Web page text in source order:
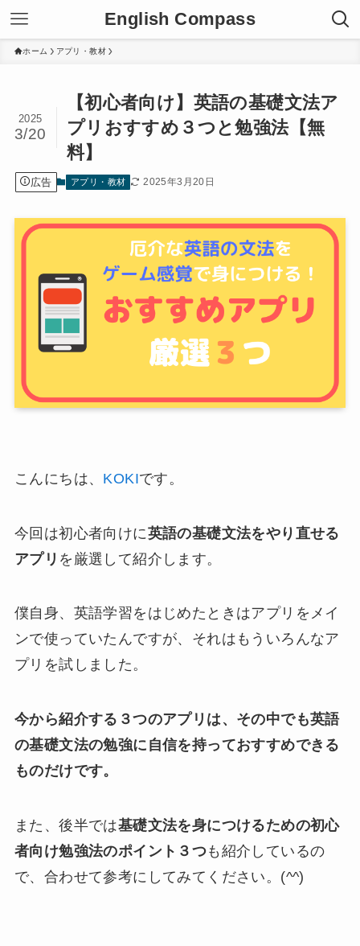
English Compass
ホーム アプリ・教材
【初心者向け】英語の基礎文法ア
プリおすすめ３つと勉強法【無
料】
2025
3/20
広告 アプリ・教材 2025年3月20日
こんにちは、 KOKIです。
今回は初心者向けに英語の基礎文法をやり直せる
アプリ を厳選して紹介します。
僕自身、英語学習をはじめたときはアプリをメイ
ンで使っていたんですが、それはもういろんなア
プリを試しました。
今から紹介する３つのアプリは、その中でも英語
の基礎文法の勉強に自信を持っておすすめできる
ものだけです。
また、後半では基礎文法を身につけるための初心
者向け勉強法のポイント３つも紹介しているの
で、合わせて参考にしてみてください。(^^)